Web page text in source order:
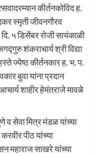
कीर्तनकोविद ह.
स्मृती जीवनगौरव
५ डिसेंबर रोजी सायंकाळी
शंकराचार्य श्री विद्या
ज्येष्ठ कीर्तनकार ह. भ. प.
बुवा यांना प्रदान
शाहीर हेमंतराजे मावळे
व सेवा मित्र मंडळ यांच्या
पीठ यांच्या
महाराज साखरे यांच्या